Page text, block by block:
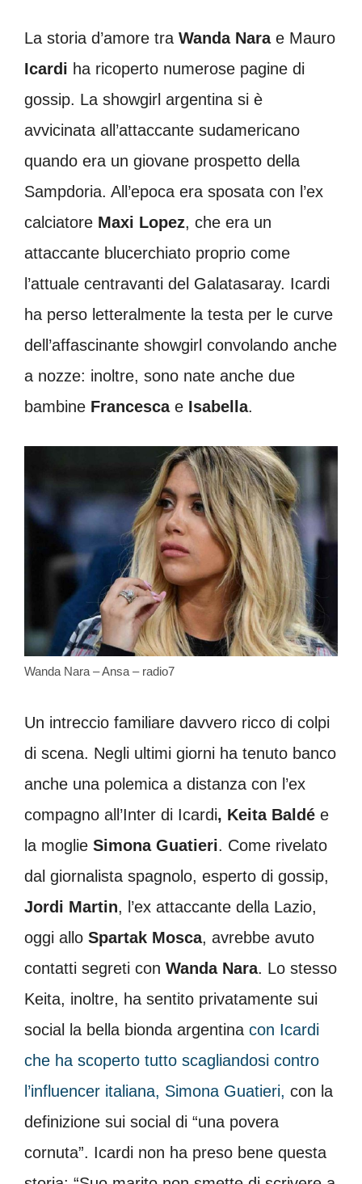
La storia d’amore tra Wanda Narae Mauro
Icardi ha ricoperto numerose pagine di
gossip. La showgirl argentina si è
avvicinata all’attaccante sudamericano
quando era un giovane prospetto della
Sampdoria. All’epoca era sposata con l’ex
calciatore Maxi Lopez, che era un
attaccante blucerchiato proprio come
l’attuale centravanti del Galatasaray. Icardi
ha perso letteralmente la testa per le curve
dell’affascinante showgirl convolando anche
a nozze: inoltre, sono nate anche due
bambine Francescae Isabella.
Wanda Nara – Ansa – radio7
Un intreccio familiare davvero ricco di colpi
di scena. Negli ultimi giorni ha tenuto banco
anche una polemica a distanza con l’ex
compagno all’Inter di Icardi, Keita Baldé e
la moglie Simona Guatieri. Come rivelato
dal giornalista spagnolo, esperto di gossip,
Jordi Martin, l’ex attaccante della Lazio,
oggi allo Spartak Mosca, avrebbe avuto
contatti segreti con Wanda Nara. Lo stesso
Keita, inoltre, ha sentito privatamente sui
social la bella bionda argentina con Icardi
che ha scoperto tutto scagliandosi contro
l’influencer italiana, Simona Guatieri, con la
definizione sui social di “una povera
cornuta”. Icardi non ha preso bene questa